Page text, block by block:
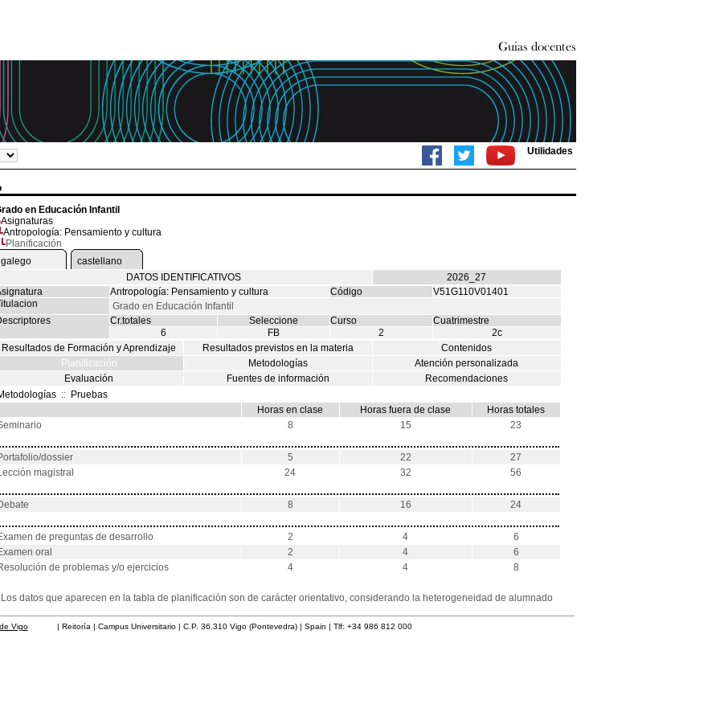
Utilidades
en Educación Infantil
Asignaturas
Antropología: Pensamiento y cultura
Planificación
galego
castellano
DATOS IDENTIFICATIVOS
2026_27
Antropología: Pensamiento y cultura Código
V51G110V01401
Grado en Educación Infantil
Cr.totales Seleccione Curso
Cuatrimestre
6
FB 2
2c
Resultados de Formación y Aprendizaje
Resultados previstos en la materia
Contenidos
Planificación
Metodologías
Atención personalizada
Evaluación
Fuentes de información
Recomendaciones
:: Pruebas
Horas en clase
Horas fuera de clase
Horas totales
8 15 23
dossier 5 22
27
magistral
24 32 56
8 16 24
de preguntas de desarrollo 2 4
6
oral
2 4
6
de problemas y/o ejercicios
4 4 8
datos que aparecen en la tabla de planificación son de carácter orientativo, considerando la heterogeneidad de alumnado
Vigo| Reitoría | Campus Universitario | C.P. 36.310 Vigo (Pontevedra) | Spain | Tlf: +34 986 812 000